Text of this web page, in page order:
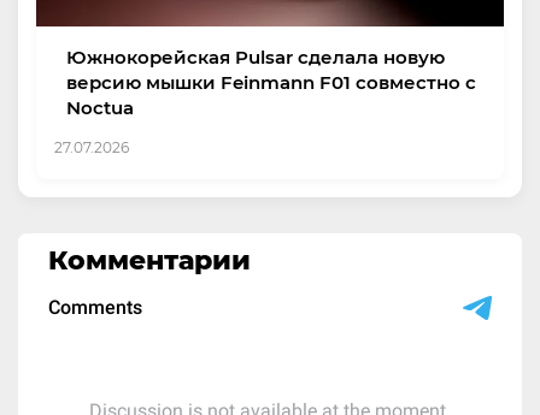
Южнокорейская Pulsar сделала новую
версию мышки Feinmann F01 совместно с
Noctua
27.07.2026
Комментарии